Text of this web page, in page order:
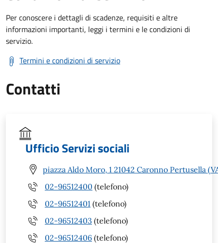
Per conoscere i dettagli di scadenze, requisiti e altre
informazioni importanti, leggi i termini e le condizioni di
servizio.
Termini e condizioni di servizio
Contatti
Ufficio Servizi sociali
piazza Aldo Moro, 1 21042 Caronno Pertusella
02-96512400 (telefono)
02-96512401 (telefono)
02-96512403 (telefono)
02-96512406 (telefono)